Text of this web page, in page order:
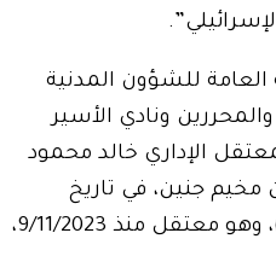
العامة للشؤون المدنية
ونادي الأسير
الإداري خالد محمود
(40 عاماً) من مخيم جنين، في تاريخ
23/2/2025 في سجن (مجدو)، وهو معتقل منذ 9/11/2023،